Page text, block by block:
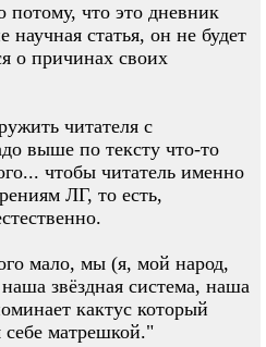
потому, что это дневник
научная статья, он не будет
о причинах своих
читателя с
выше по тексту что-то
чтобы читатель именно
ЛГ, то есть,
мало, мы (я, мой народ,
звёздная система, наша
кактус который
себе матрешкой."